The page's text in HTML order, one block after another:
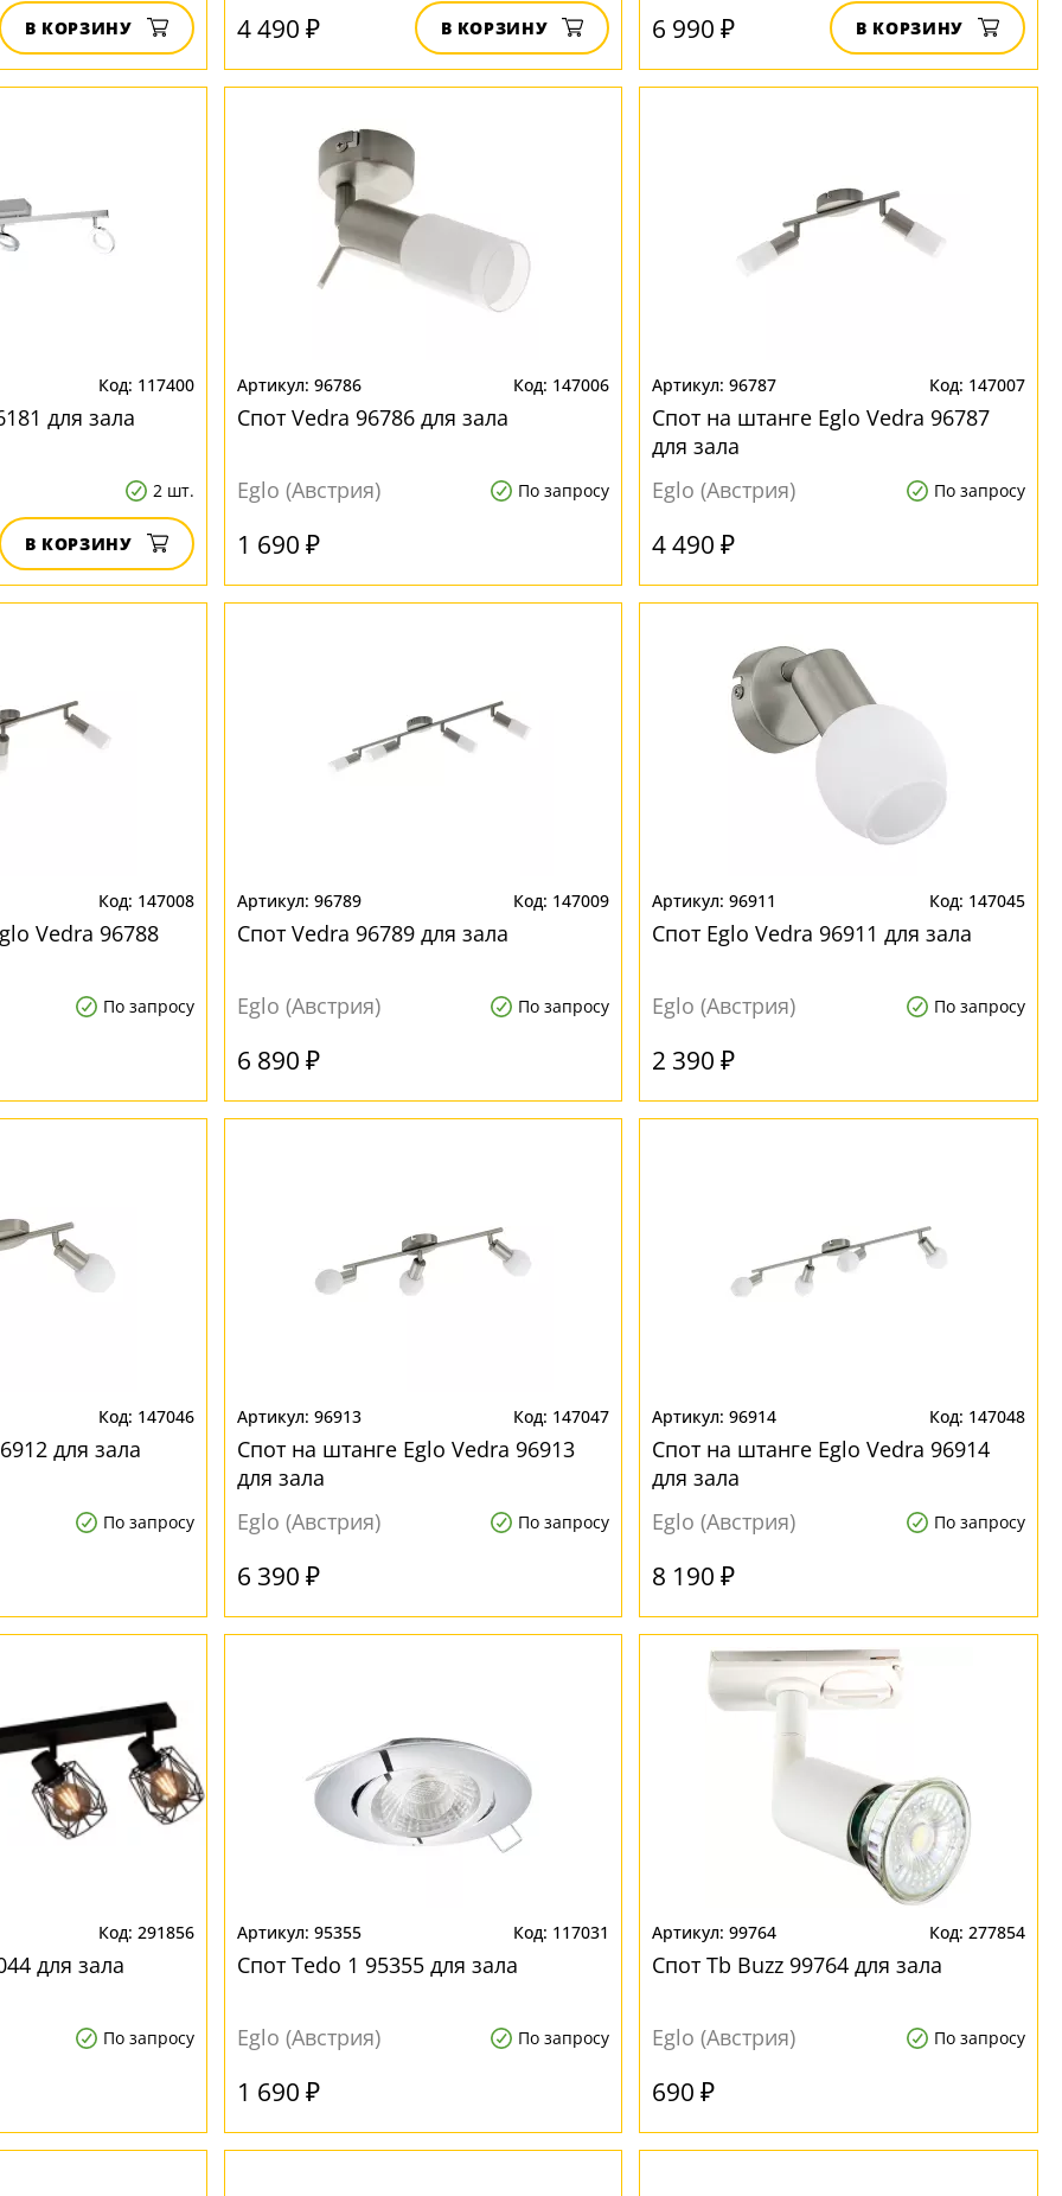
В КОРЗИНУ 4 490 ₽ В КОРЗИНУ 6 990 ₽ В КОРЗИНУ
117400
для зала
2 шт.
В КОРЗИНУ
96786 147006
Спот Vedra 96786 для зала
Eglo (Австрия) По запросу
1 690 ₽
96787 147007
Спот на штанге Eglo Vedra 96787
для зала
Eglo (Австрия)
По запросу
4 490 ₽
147008
Vedra 96788
По запросу
96789 147009
Спот Vedra 96789 для зала
Eglo (Австрия) По запросу
6 890 ₽
96911 147045
Спот Eglo Vedra 96911 для зала
Eglo (Австрия) По запросу
2 390 ₽
147046
для зала
По запросу
96913 147047
Спот на штанге Eglo Vedra 96913
для зала
Eglo (Австрия)
По запросу
6 390 ₽
96914 147048
Спот на штанге Eglo Vedra 96914
для зала
Eglo (Австрия)
По запросу
8 190 ₽
291856
для зала
По запросу
95355 117031
Спот Tedo 1 95355 для зала
Eglo (Австрия) По запросу
1 690 ₽
99764 277854
Спот Tb Buzz 99764 для зала
Eglo (Австрия) По запросу
690 ₽